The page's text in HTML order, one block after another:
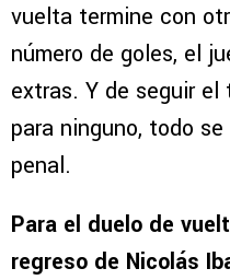
vuelta termine con
número de goles, el
extras. Y de seguir
para ninguno, todo
penal.
Para el duelo de
regreso de Nicolás